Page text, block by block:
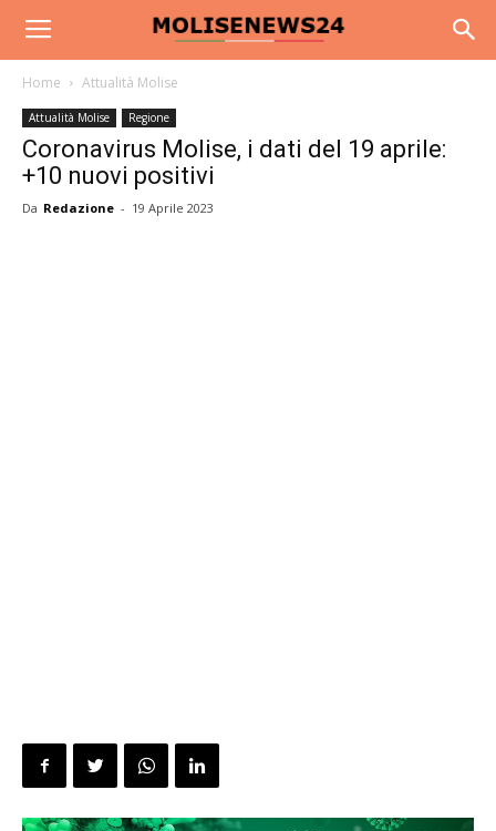
Home Attualità Molise
Attualità Molise Regione
Coronavirus Molise, i dati del 19 aprile:
+10 nuovi positivi
Da Redazione - 19 Aprile 2023